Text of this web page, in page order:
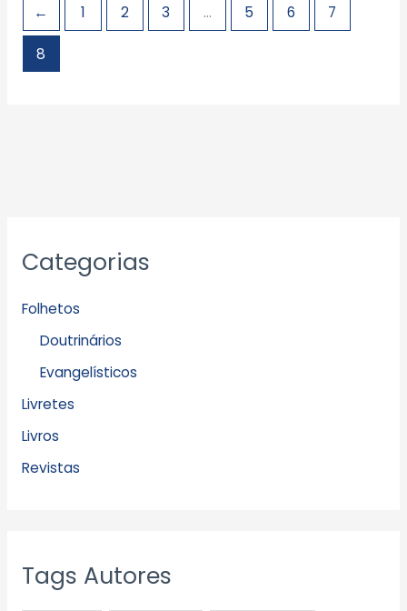
Categorias
Folhetos
Doutrinários
Evangelísticos
Livretes
Livros
Revistas
Tags Autores
← 1 2 3 … 5 6 7
8